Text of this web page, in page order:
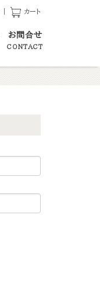
カート
お問合せ
CONTACT